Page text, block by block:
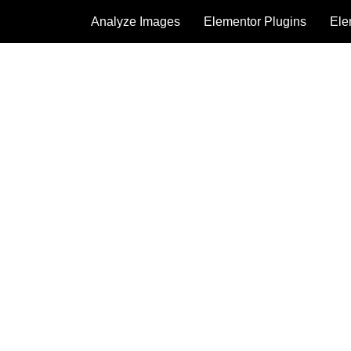
Analyze Images Elementor Plugins